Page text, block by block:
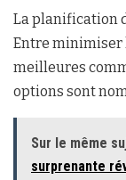
La planification
Entre minimiser
meilleures
options sont
Sur le même
surprenante